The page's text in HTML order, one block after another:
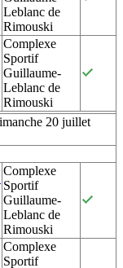
Leblanc de
Rimouski
Complexe
Sportif
Guillaume-
Leblanc de
Rimouski
20 juillet
Complexe
Sportif
Guillaume-
Leblanc de
Rimouski
Complexe
Sportif